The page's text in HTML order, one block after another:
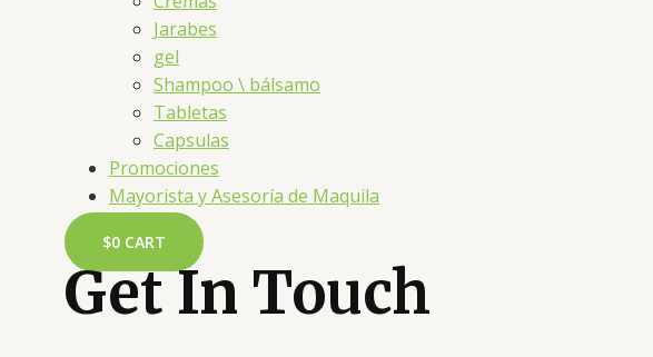
Jarabes
gel
Shampoo \ bálsamo
Tabletas
Capsulas
Promociones
Mayorista y Asesoría de Maquila
$0 CART
Get In Touch